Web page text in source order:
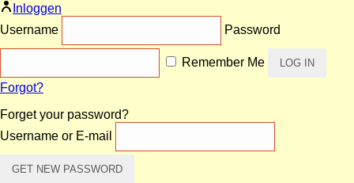
Inloggen
Username
Password
Remember Me
Forgot?
Forget your password?
Username or E-mail